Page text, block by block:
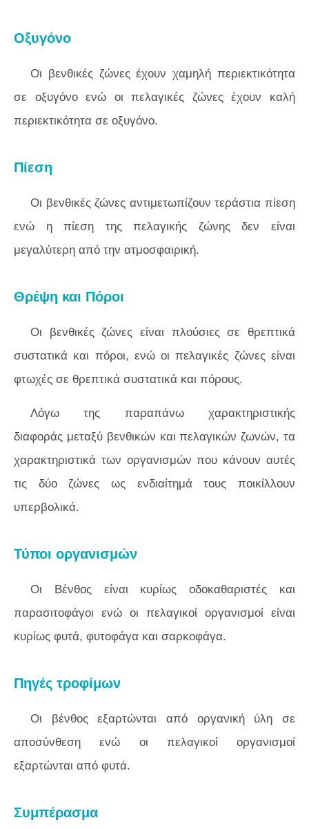
Οξυγόνο
Οι βενθικές ζώνες έχουν χαμηλή περιεκτικότητα
σε οξυγόνο ενώ οι πελαγικές ζώνες έχουν καλή
περιεκτικότητα σε οξυγόνο.
Πίεση
Οι βενθικές ζώνες αντιμετωπίζουν τεράστια πίεση
ενώ η πίεση της πελαγικής ζώνης δεν είναι
μεγαλύτερη από την ατμοσφαιρική.
Θρέψη και Πόροι
Οι βενθικές ζώνες είναι πλούσιες σε θρεπτικά
συστατικά και πόροι, ενώ οι πελαγικές ζώνες είναι
φτωχές σε θρεπτικά συστατικά και πόρους.
Λόγω της παραπάνω χαρακτηριστικής
διαφοράς μεταξύ βενθικών και πελαγικών ζωνών, τα
χαρακτηριστικά των οργανισμών που κάνουν αυτές
τις δύο ζώνες ως ενδιαίτημά τους ποικίλλουν
υπερβολικά.
Τύποι οργανισμών
Οι Βένθος είναι κυρίως οδοκαθαριστές και
παρασιτοφάγοι ενώ οι πελαγικοί οργανισμοί είναι
κυρίως φυτά, φυτοφάγα και σαρκοφάγα.
Πηγές τροφίμων
Οι βένθος εξαρτώνται από οργανική ύλη σε
αποσύνθεση ενώ οι πελαγικοί οργανισμοί
εξαρτώνται από φυτά.
Συμπέρασμα